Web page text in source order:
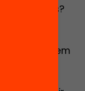
condicions?
no disposem
i altres